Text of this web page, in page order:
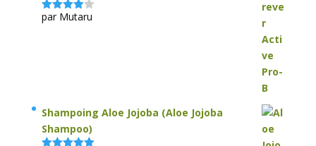
Note4
par Mutaru
Shampoing Aloe Jojoba (Aloe Jojoba
Shampoo)